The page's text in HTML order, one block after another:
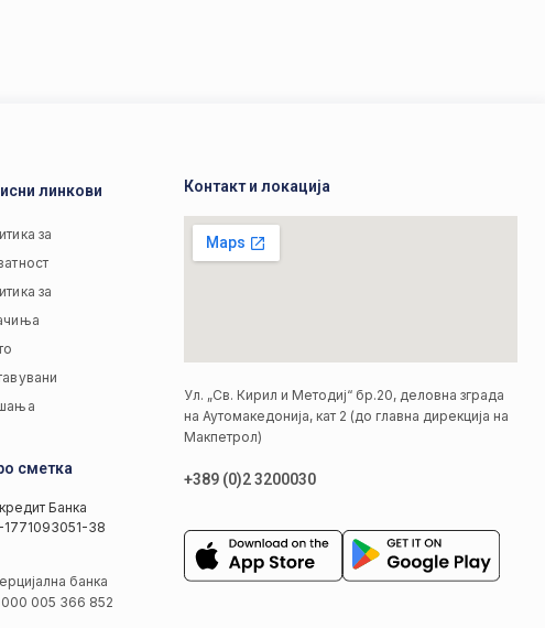
линкови
за
за
сметка
Банка
38
банка
005 366 852
Контакт и локација
Ул. „Св. Кирил и Методиј“ бр.20, деловна зграда
на Аутомакедонија, кат 2 (до главна дирекција на
Макпетрол)
+389 (0)2 3200030